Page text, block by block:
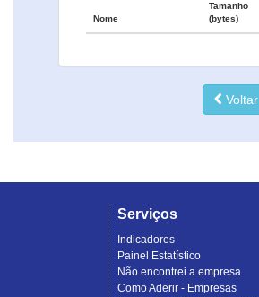
Nome
Tamanho
(bytes)
Voltar
Serviços
Indicadores
Painel Estatístico
Não encontrei a empresa
Como Aderir - Empresas